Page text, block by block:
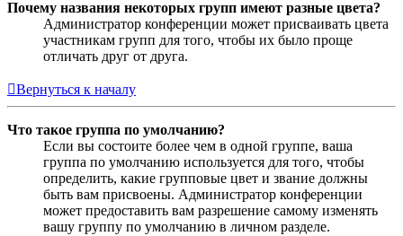
Почему названия некоторых групп имеют разные цвета?
Администратор конференции может присваивать цвета
участникам групп для того, чтобы их было проще
отличать друг от друга.
Вернуться к началу
Что такое группа по умолчанию?
Если вы состоите более чем в одной группе, ваша
группа по умолчанию используется для того, чтобы
определить, какие групповые цвет и звание должны
быть вам присвоены. Администратор конференции
может предоставить вам разрешение самому изменять
вашу группу по умолчанию в личном разделе.